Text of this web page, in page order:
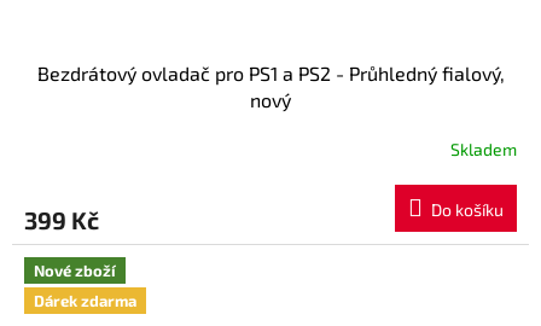
Bezdrátový ovladač pro PS1 a PS2 - Průhledný fialový,
nový
je
5,0
5
hvězdiček.
Skladem
399 Kč Do košíku
Nové zboží
Dárek zdarma